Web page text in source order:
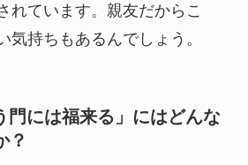
れています。親友だからこ
気持ちもあるんでしょう。
門には福来る」にはどんな
？